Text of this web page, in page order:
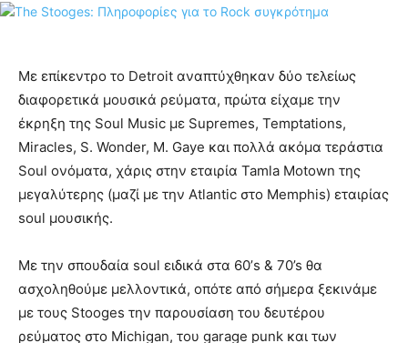
Με επίκεντρο το Detroit αναπτύχθηκαν δύο τελείως
διαφορετικά μουσικά ρεύματα, πρώτα είχαμε την
έκρηξη της Soul Music με Supremes, Temptations,
Miracles, S. Wonder, M. Gaye και πολλά ακόμα τεράστια
Soul ονόματα, χάρις στην εταιρία Tamla Motown της
μεγαλύτερης (μαζί με την Αtlantic στo Memphis) εταιρίας
soul μουσικής.
Με την σπουδαία soul ειδικά στα 60’s & 70’s θα
ασχοληθούμε μελλοντικά, οπότε από σήμερα ξεκινάμε
με τους Stooges την παρουσίαση του δευτέρου
ρεύματος στο Μichigan, του garage punk και των